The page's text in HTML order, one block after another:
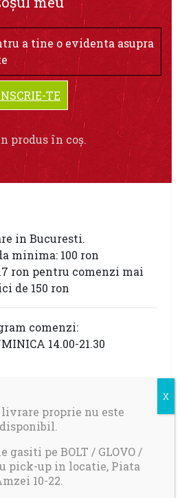
a tine o evidenta asupra
TE
produs în coș.
in Bucuresti.
minima: 100 ron
ron pentru comenzi mai
de 150 ron
comenzi:
14.00-21.30
600 000
proprie nu este
disponibil.
pe BOLT / GLOVO /
pick-up in locatie, Piata
10-22.